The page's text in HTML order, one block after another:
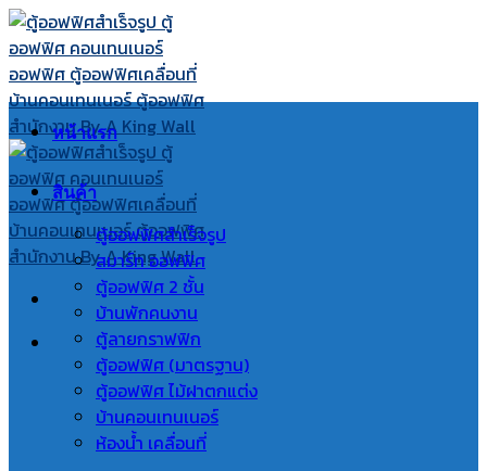
Skip
to
content
หน้าแรก
สินค้า
ตู้ออฟฟิศสำเร็จรูป
สมาร์ท ออฟฟิศ
ตู้ออฟฟิศ 2 ชั้น
บ้านพักคนงาน
ตู้ลายกราฟฟิก
ตู้ออฟฟิศ (มาตรฐาน)
ตู้ออฟฟิศ ไม้ฝาตกแต่ง
บ้านคอนเทนเนอร์
ห้องน้ำ เคลื่อนที่